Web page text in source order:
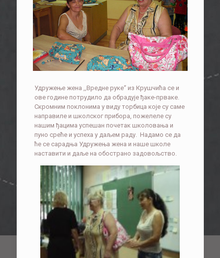
Удружење жена ,,Вредне руке“ из Крушчића се и
ове године потрудило да обрадује ђаке-прваке.
Скромним поклонима у виду торбица које су саме
направиле и школског прибора, пожелеле су
нашим ђацима успешан почетак школовања и
пуно среће и успеха у даљем раду. Надамо се да
ће се сарадња Удружења жена и наше школе
наставити и даље на обострано задовољство.